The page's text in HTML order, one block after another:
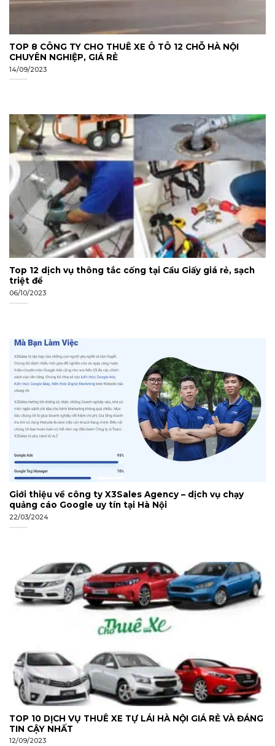
TOP 8 CÔNG TY CHO THUÊ XE Ô TÔ 12 CHỖ HÀ NỘI
CHUYÊN NGHIỆP, GIÁ RẺ
14/09/2023
Top 12 dịch vụ thông tắc cống tại Cầu Giấy giá rẻ, sạch
triệt để
06/10/2023
Giới thiệu về công ty X3Sales Agency – dịch vụ chạy
quảng cáo Google uy tín tại Hà Nội
22/03/2024
TOP 10 DỊCH VỤ THUÊ XE TỰ LÁI HÀ NỘI GIÁ RẺ VÀ ĐÁNG
TIN CẬY NHẤT
12/09/2023